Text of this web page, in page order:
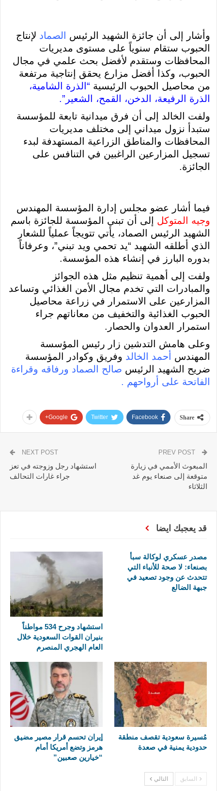
وأشار إلى أن جائزة الشهيد الرئيس الصماد لإنتاج
الحبوب ستقام سنوياً على مستوى مديريات
المحافظات وستقدم لأفضل بحث علمي في مجال
الحبوب، وكذا أفضل مزارع يحقق إنتاجية مرتفعة
من محاصيل الحبوب الرئيسية “الذرة الشامية،
الذرة الرفيعة، الدخن، القمح، الشعير”.
ولفت الخالد إلى أن فرق ميدانية تابعة للمؤسسة
ستبدأ نزول ميداني إلى مختلف مديريات
المحافظات والمناطق الزراعية المستهدفة لبدء
تسجيل المزارعين الراغبين في التنافس على
الجائزة.
فيما أشار عضو مجلس إدارة المؤسسة المهندس
وجيه المتوكل إلى أن تبني المؤسسة للجائزة باسم
الشهيد الرئيس الصماد، يأتي تتويجاً عملياً للشعار
الذي أطلقه الشهيد “يد تحمي ويد تبني”، وعرفاناً
بدوره البارز في إنشاء هذه المؤسسة.
ولفت إلى أهمية تنظيم مثل هذه الجوائز
والمبادرات التي تخدم مجال الأمن الغذائي وتساعد
المزارعين على الاستمرار في زراعة محاصيل
الحبوب الغذائية والتخفيف من معاناتهم جراء
استمرار العدوان والحصار.
وعلى هامش التدشين زار رئيس المؤسسة
المهندس
أحمد الخالد وفريق وكوادر المؤسسة
ضريح الشهيد الرئيس صالح الصماد ورفاقه وقراءة
الفاتحة على أرواحهم .
Share
Facebook
Twitter
Google+
المبعوث الأممي في زيارة
متوقعة إلى صنعاء يوم غد
الثلاثاء
NEXT POST
استشهاد رجل وزوجته في تعز
جراء غارات التحالف
قد يعجبك ايضا
مصدر عسكري لوكالة سبأ
بصنعاء: لا صحة للأنباء التي
تتحدث عن وجود تصعيد في
جبهة الضالع
استشهاد وجرح 534 مواطناً
بنيران القوات السعودية خلال
العام الهجري المنصرم
مُسيرة سعودية تقصف منطقة
حدودية يمنية في صعدة
إيران تحسم قرار مصير مضيق
هرمز وتضع أمريكا أمام
“خيارين صعبين”
السابق التالي